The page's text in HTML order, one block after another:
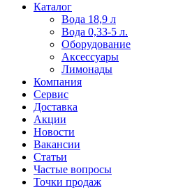
Пользователи
офіційний
сайт
через
разные
сайты.
можно
встретить
онлайн
казино
среди
обсуждаемых
тем.
Каталог
Вода 18,9 л
Вода 0,33-5 л.
Оборудование
Аксессуары
Лимонады
Компания
Сервис
Доставка
Акции
Новости
Вакансии
Статьи
Частые вопросы
Точки продаж